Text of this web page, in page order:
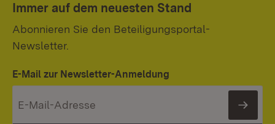
Immer auf dem neuesten Stand
Abonnieren Sie den Beteiligungsportal-
Newsletter.
E-Mail zur Newsletter-Anmeldung